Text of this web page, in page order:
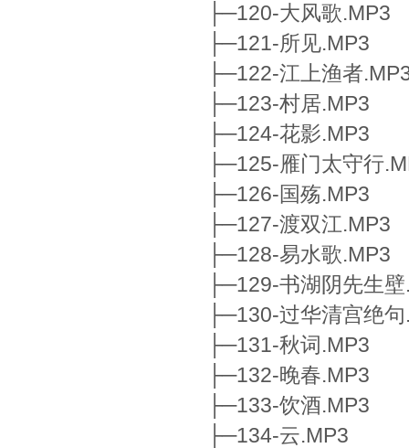
├─120-大风歌.MP3
├─121-所见.MP3
├─122-江上渔者
├─123-村居.MP3
├─124-花影.MP3
├─125-雁门太守行
├─126-国殇.MP3
├─127-渡双江.MP3
├─128-易水歌.MP3
├─129-书湖阴先生
├─130-过华清宫绝
├─131-秋词.MP3
├─132-晚春.MP3
├─133-饮酒.MP3
├─134-云.MP3